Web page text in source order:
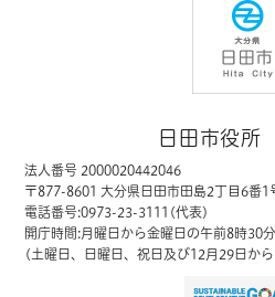
日田市役所
法人番号 2000020442046
〒877-8601 大分県日田市田島2丁目6番1
電話番号:0973-23-3111(代表)
開庁時間:月曜日から金曜日の午前8時30
(土曜日、日曜日、祝日及び12月29日か